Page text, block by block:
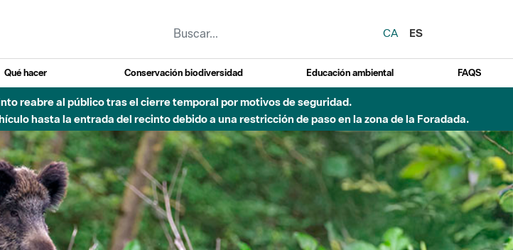
CA
ES
Qué hacer Conservación biodiversidad Educación ambiental FAQS
reabre al público tras el cierre temporal por motivos de seguridad.
hasta la entrada del recinto debido a una restricción de paso en la zona de la Foradada.